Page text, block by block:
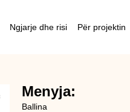
Ngjarje dhe risi Për projektin
Menyja:
Ballina